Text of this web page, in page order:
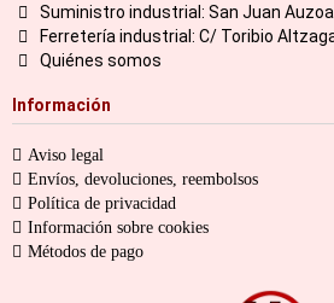
Suministro industrial: San Juan
Ferretería industrial: C/ Toribio
Quiénes somos
Información
Aviso legal
Envíos, devoluciones, reembolsos
Política de privacidad
Información sobre cookies
Métodos de pago